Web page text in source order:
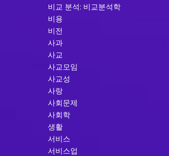
비교 분석: 비교분석학
비용
비전
사과
사교
사교모임
사교성
사랑
사회문제
사회학
생활
서비스
서비스업